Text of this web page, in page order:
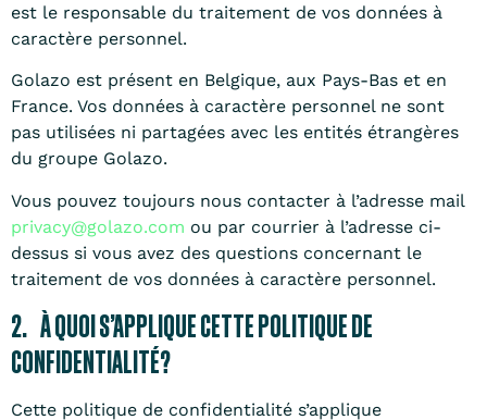
est le responsable du traitement de vos données à
caractère personnel.
Golazo est présent en Belgique, aux Pays-Bas et en
France. Vos données à caractère personnel ne sont
pas utilisées ni partagées avec les entités étrangères
du groupe Golazo.
Vous pouvez toujours nous contacter à l’adresse mail
privacy@golazo.com ou par courrier à l’adresse ci-
dessus si vous avez des questions concernant le
traitement de vos données à caractère personnel.
2. À QUOI S’APPLIQUE CETTE POLITIQUE DE
CONFIDENTIALITÉ?
Cette politique de confidentialité s’applique